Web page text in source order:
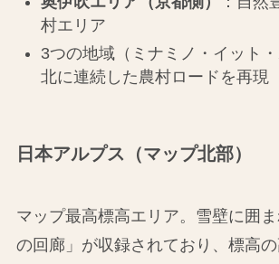
村エリア
3つの地域（ミナミノ・イット
北に連続した農村ロードを再現
日本アルプス（マップ北部）
マップ最高標高エリア。雪壁に囲
の回廊」が収録されており、標高